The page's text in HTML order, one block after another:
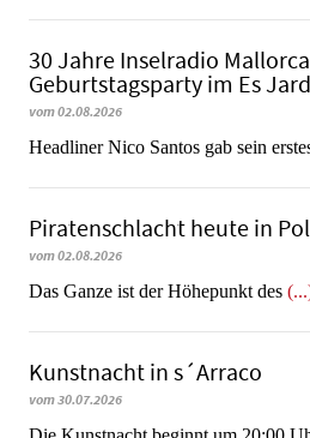
30 Jahre Inselradio
Geburtstagsparty im Es
vom 02.08.2026
Headliner Nico Santos gab sein
Piratenschlacht heute in
vom 02.08.2026
​​​​​​​Das Ganze ist der Höhepunkt des
Kunstnacht in s´Arraco
vom 30.07.2026